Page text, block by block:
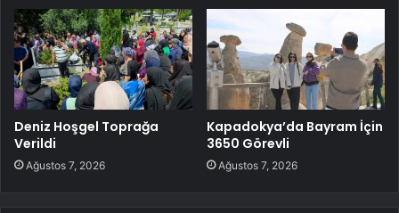
Deniz Hoşgel Toprağa
Verildi
Ağustos 7, 2026
Kapadokya’da Bayram İçin
3650 Görevli
Ağustos 7, 2026